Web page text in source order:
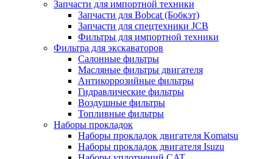
Запчасти для импортной техники
Запчасти для Bobcat (Бобкэт)
Запчасти для спецтехники JCB
Фильтры для импортной техники
Фильтра для экскаваторов
Салонные фильтры
Масляные фильтры двигателя
Антикоррозийные фильтры
Гидравлические фильтры
Воздушные фильтры
Топливные фильтры
Наборы прокладок
Наборы прокладок двигателя Komatsu
Наборы прокладок двигателя Isuzu